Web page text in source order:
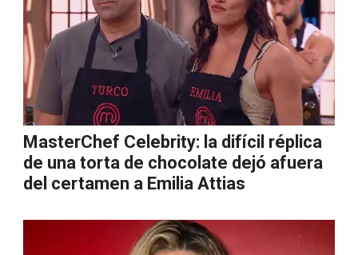
MasterChef Celebrity: la difícil réplica
de una torta de chocolate dejó afuera
del certamen a Emilia Attias